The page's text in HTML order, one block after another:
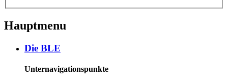
Hauptmenu
Die BLE
Unternavigationspunkte